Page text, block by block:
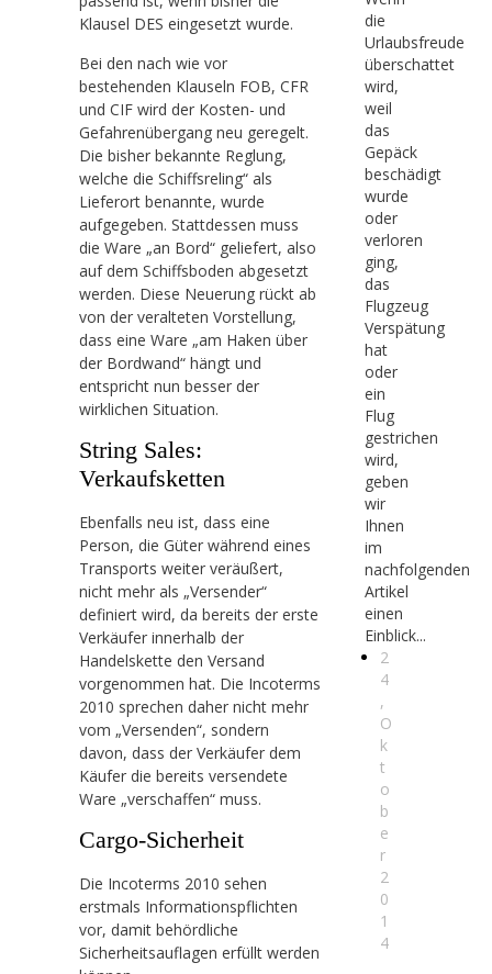
Klausel DES eingesetzt wurde.
Bei den nach wie vor
bestehenden Klauseln FOB, CFR
und CIF wird der Kosten- und
Gefahrenübergang neu geregelt.
Die bisher bekannte Reglung,
welche die Schiffsreling“ als
Lieferort benannte, wurde
aufgegeben. Stattdessen muss
die Ware „an Bord“ geliefert, also
auf dem Schiffsboden abgesetzt
werden. Diese Neuerung rückt ab
von der veralteten Vorstellung,
dass eine Ware „am Haken über
der Bordwand“ hängt und
entspricht nun besser der
wirklichen Situation.
String Sales:
Verkaufsketten
Ebenfalls neu ist, dass eine
Person, die Güter während eines
Transports weiter veräußert,
nicht mehr als „Versender“
definiert wird, da bereits der erste
Verkäufer innerhalb der
Handelskette den Versand
vorgenommen hat. Die Incoterms
2010 sprechen daher nicht mehr
vom „Versenden“, sondern
davon, dass der Verkäufer dem
Käufer die bereits versendete
Ware „verschaffen“ muss.
Cargo-Sicherheit
Die Incoterms 2010 sehen
erstmals Informationspflichten
vor, damit behördliche
Sicherheitsauflagen erfüllt werden
die
Urlaubsfreude
überschattet
wird,
weil
das
Gepäck
beschädigt
wurde
oder
verloren
ging,
das
Flugzeug
Verspätung
hat
oder
ein
Flug
gestrichen
wird,
geben
wir
Ihnen
im
nachfolgenden
Artikel
einen
Einblick...
2
4
,
O
k
t
o
b
e
r
2
0
1
4